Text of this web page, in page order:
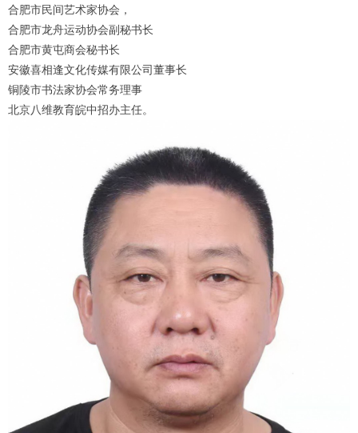
合肥市民间艺术家协会，
合肥市龙舟运动协会副秘书长
合肥市黄屯商会秘书长
安徽喜相逢文化传媒有限公司董事长
铜陵市书法家协会常务理事
北京八维教育皖中招办主任。